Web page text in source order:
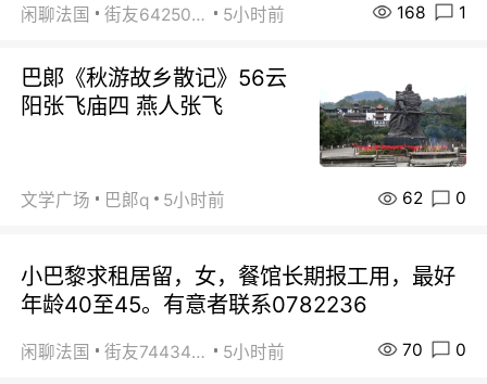
闲聊法国 街友64250024 5小时前 168 1
巴郞《秋游故乡散记》56云
阳张飞庙四 燕人张飞
文学广场 巴郞q 5小时前 62 0
小巴黎求租居留，女，餐馆长期报工用，最好
年龄40至45。有意者联系0782236
闲聊法国 街友74434350 5小时前 70 0